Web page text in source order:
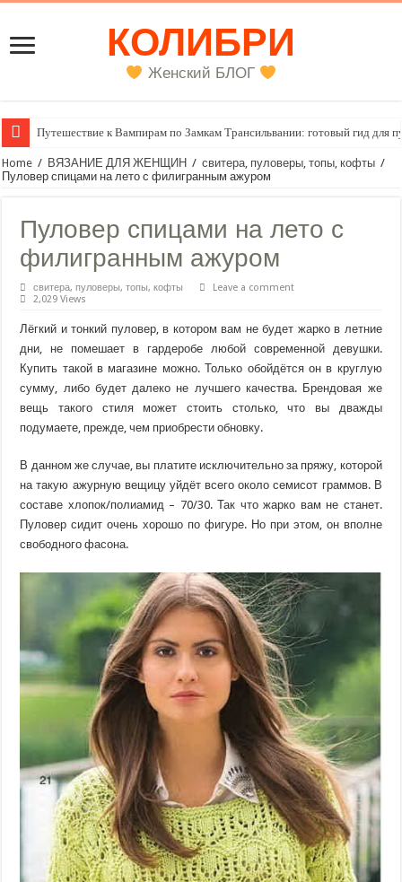
КОЛИБРИ
Женский БЛОГ
Женский внутренний голос
Home / ВЯЗАНИЕ ДЛЯ ЖЕНЩИН / свитера, пуловеры, топы, кофты /
Пуловер спицами на лето с филигранным ажуром
Пуловер спицами на лето с
филигранным ажуром
свитера, пуловеры, топы, кофты
Leave a comment
2,029 Views
Лёгкий и тонкий пуловер, в котором вам не будет жарко в летние
дни, не помешает в гардеробе любой современной девушки.
Купить такой в магазине можно. Только обойдётся он в круглую
сумму, либо будет далеко не лучшего качества. Брендовая же
вещь такого стиля может стоить столько, что вы дважды
подумаете, прежде, чем приобрести обновку.
В данном же случае, вы платите исключительно за пряжу, которой
на такую ажурную вещицу уйдёт всего около семисот граммов. В
составе хлопок/полиамид – 70/30. Так что жарко вам не станет.
Пуловер сидит очень хорошо по фигуре. Но при этом, он вполне
свободного фасона.